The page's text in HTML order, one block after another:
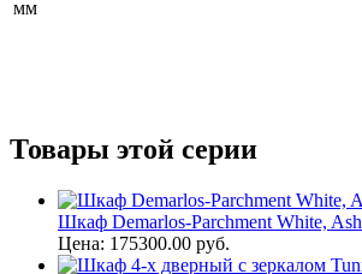
мм
Товары этой серии
Шкаф Demarlos-Parchment White,
Цена: 175300.00 руб.